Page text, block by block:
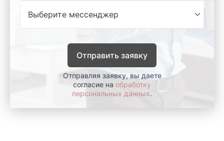
Отправить заявку
Отправляя заявку, вы даете
согласие на обработку
персональных данных.